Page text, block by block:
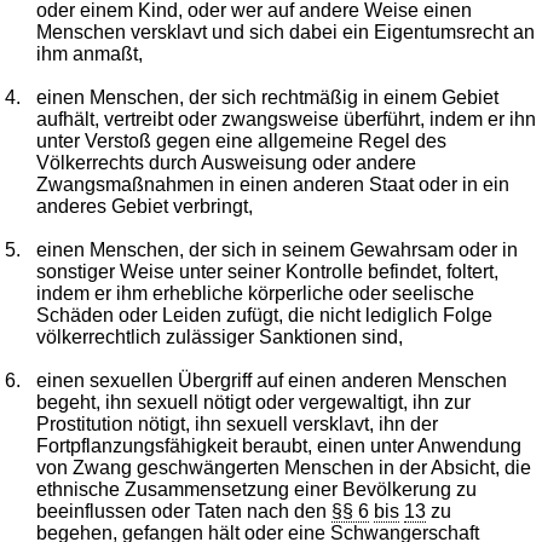
oder einem Kind, oder wer auf andere Weise einen
Menschen versklavt und sich dabei ein Eigentumsrecht an
ihm anmaßt,
4.
einen Menschen, der sich rechtmäßig in einem Gebiet
aufhält, vertreibt oder zwangsweise überführt, indem er ihn
unter Verstoß gegen eine allgemeine Regel des
Völkerrechts durch Ausweisung oder andere
Zwangsmaßnahmen in einen anderen Staat oder in ein
anderes Gebiet verbringt,
5.
einen Menschen, der sich in seinem Gewahrsam oder in
sonstiger Weise unter seiner Kontrolle befindet, foltert,
indem er ihm erhebliche körperliche oder seelische
Schäden oder Leiden zufügt, die nicht lediglich Folge
völkerrechtlich zulässiger Sanktionen sind,
6.
einen sexuellen Übergriff auf einen anderen Menschen
begeht, ihn sexuell nötigt oder vergewaltigt, ihn zur
Prostitution nötigt, ihn sexuell versklavt, ihn der
Fortpflanzungsfähigkeit beraubt, einen unter Anwendung
von Zwang geschwängerten Menschen in der Absicht, die
ethnische Zusammensetzung einer Bevölkerung zu
beeinflussen oder Taten nach den §§ 6 bis 13 zu
begehen, gefangen hält oder eine Schwangerschaft